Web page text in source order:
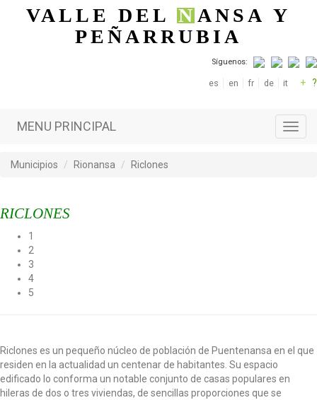
Pasar al contenido principal
VALLE DELNANSA Y
PEÑARRUBIA
Síguenos:
es en fr de it + ?
MENU PRINCIPAL
Municipios Rionansa Riclones
RICLONES
1
2
3
4
5
Riclones es un pequeño núcleo de población de Puentenansa en el que
residen en la actualidad un centenar de habitantes. Su espacio
edificado lo conforma un notable conjunto de casas populares en
hileras de dos o tres viviendas, de sencillas proporciones que se